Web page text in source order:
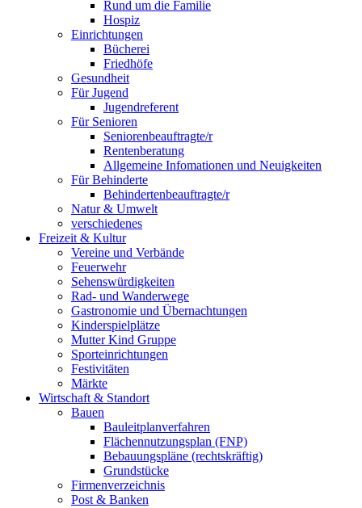
Rund um die Familie
Hospiz
Einrichtungen
Bücherei
Friedhöfe
Gesundheit
Für Jugend
Jugendreferent
Für Senioren
Seniorenbeauftragte/r
Rentenberatung
Allgemeine Infomationen und Neuigkeiten
Für Behinderte
Behindertenbeauftragte/r
Natur & Umwelt
verschiedenes
Freizeit & Kultur
Vereine und Verbände
Feuerwehr
Sehenswürdigkeiten
Rad- und Wanderwege
Gastronomie und Übernachtungen
Kinderspielplätze
Mutter Kind Gruppe
Sporteinrichtungen
Festivitäten
Märkte
Wirtschaft & Standort
Bauen
Bauleitplanverfahren
Flächennutzungsplan (FNP)
Bebauungspläne (rechtskräftig)
Grundstücke
Firmenverzeichnis
Post & Banken